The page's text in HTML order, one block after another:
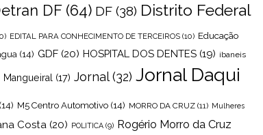
DF(64) DF (38) Distrito Federal
EDITAL PARA CONHECIMENTO DE TERCEIROS (10) Educação
(14) GDF (20) HOSPITAL DOS DENTES (19) ibaneis
(17) Jornal(32) Jornal Daqui
M5 Centro Automotivo (14) MORRO DA CRUZ (11) Mulheres
Costa (20) POLITICA (9) Rogério Morro da Cruz